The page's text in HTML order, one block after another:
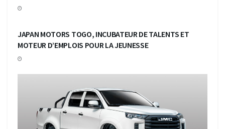
JAPAN MOTORS TOGO, INCUBATEUR DE TALENTS ET
MOTEUR D’EMPLOIS POUR LA JEUNESSE